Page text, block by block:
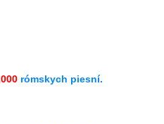
rómskych piesní.